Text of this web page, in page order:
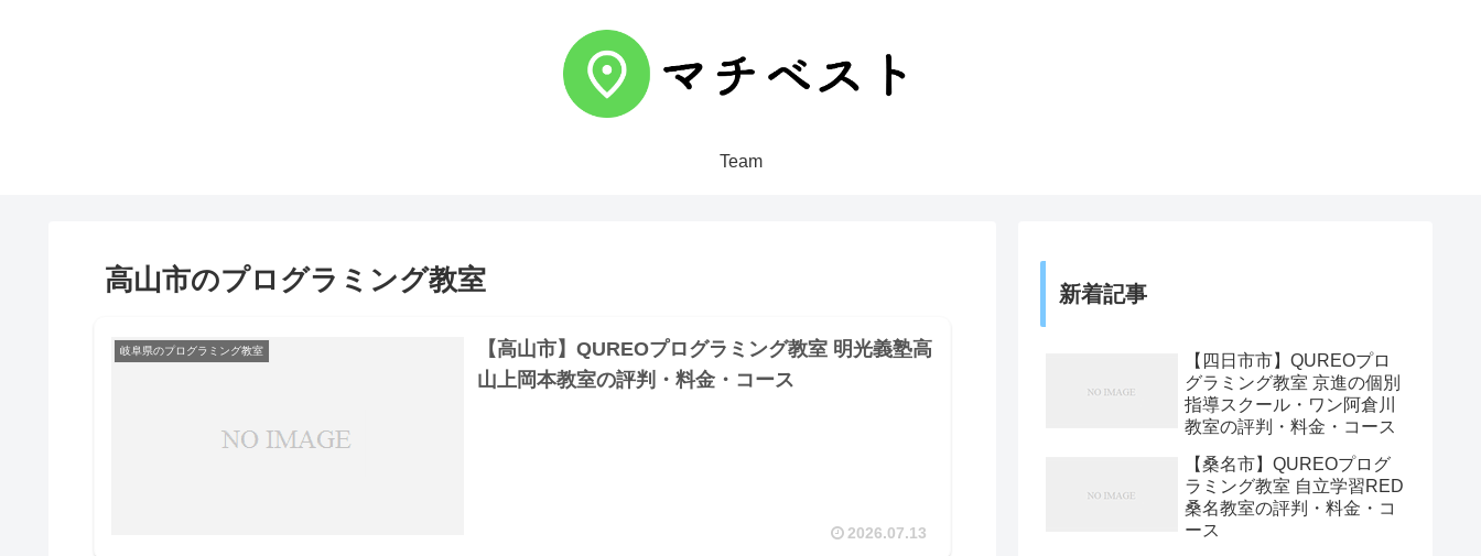
Team
高山市のプログラミング教室
岐阜県のプログラミング教室
【高山市】QUREOプログラミング教室 明光義塾高
山上岡本教室の評判・料金・コース
2026.07.13
新着記事
【四日市市】QUREOプロ
グラミング教室 京進の個別
指導スクール・ワン阿倉川
教室の評判・料金・コース
【桑名市】QUREOプログ
ラミング教室 自立学習RED
桑名教室の評判・料金・コ
ース